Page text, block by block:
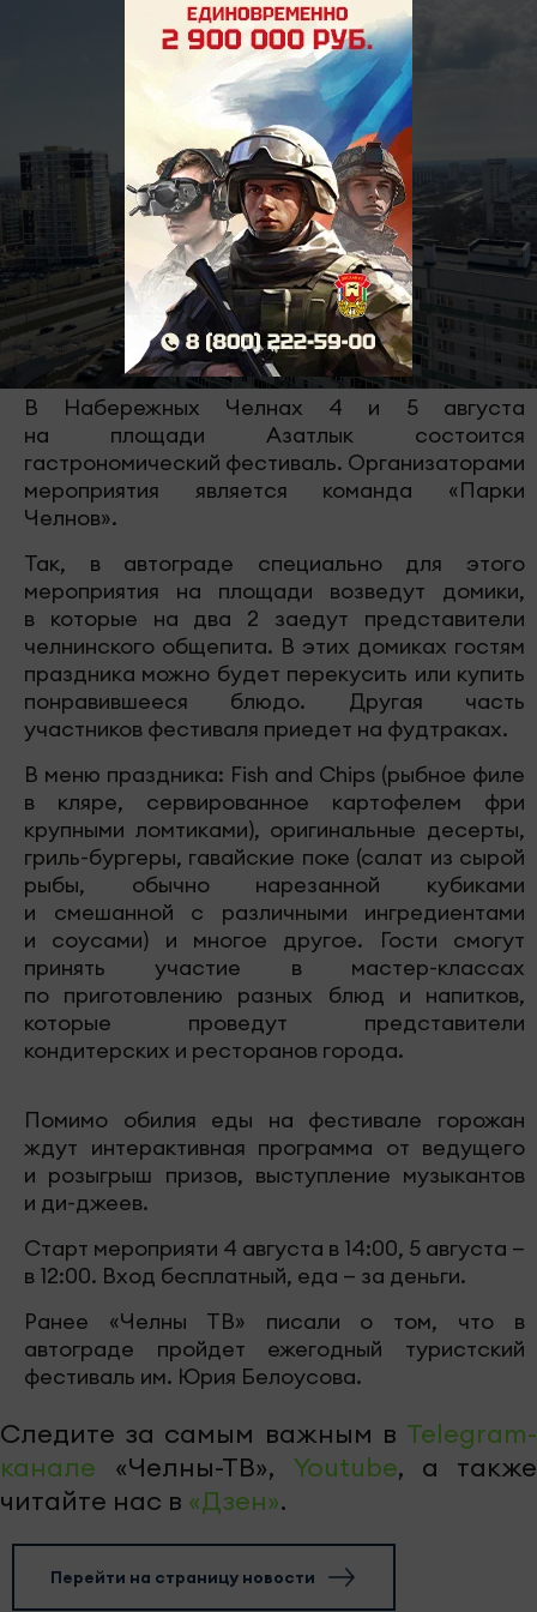
В Набережных Челнах 4 и 5 августа
на площади Азатлык состоится
гастрономический фестиваль. Организаторами
мероприятия является команда «Парки
Челнов».
Так, в автограде специально для этого
мероприятия на площади возведут домики,
в которые на два 2 заедут представители
челнинского общепита. В этих домиках гостям
праздника можно будет перекусить или купить
понравившееся блюдо. Другая часть
участников фестиваля приедет на фудтраках.
В меню праздника: Fish and Chips (рыбное филе
в кляре, сервированное картофелем фри
крупными ломтиками), оригинальные десерты,
гриль-бургеры, гавайские поке (салат из сырой
рыбы, обычно нарезанной кубиками
и смешанной с различными ингредиентами
и соусами) и многое другое. Гости смогут
принять участие в мастер-классах
по приготовлению разных блюд и напитков,
которые проведут представители
кондитерских и ресторанов города.
Помимо обилия еды на фестивале горожан
ждут интерактивная программа от ведущего
и розыгрыш призов, выступление музыкантов
и ди-джеев.
Старт мероприяти 4 августа в 14:00, 5 августа —
в 12:00. Вход бесплатный, еда — за деньги.
Ранее «Челны ТВ» писали о том, что в
автограде пройдет ежегодный туристский
фестиваль им. Юрия Белоусова.
Следите за самым важным в Telegram-
канале «Челны-ТВ», Youtube, а также
читайте нас в «Дзен».
Перейти на страницу новости